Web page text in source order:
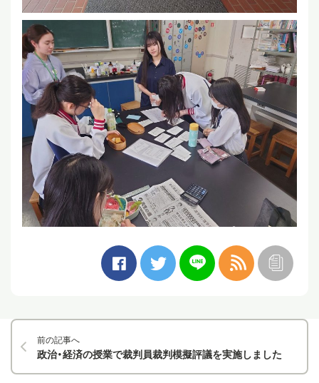
前の記事へ
政治・経済の授業で裁判員裁判模擬評議を実施しました